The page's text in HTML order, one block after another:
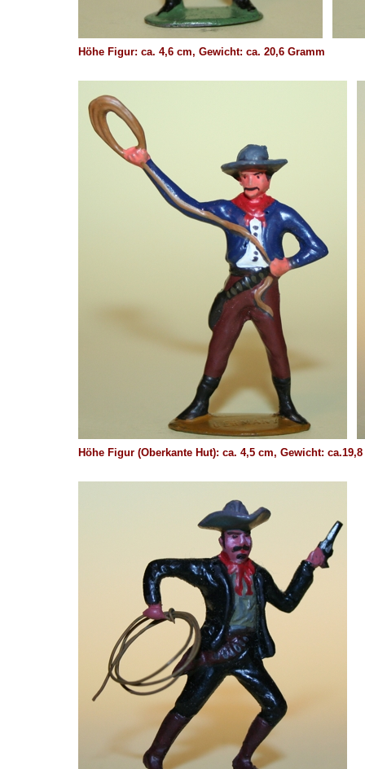
Höhe Figur: ca. 4,6 cm, Gewicht: ca. 20,6 Gramm
Höhe Figur (Oberkante Hut): ca. 4,5 cm, Gewicht: